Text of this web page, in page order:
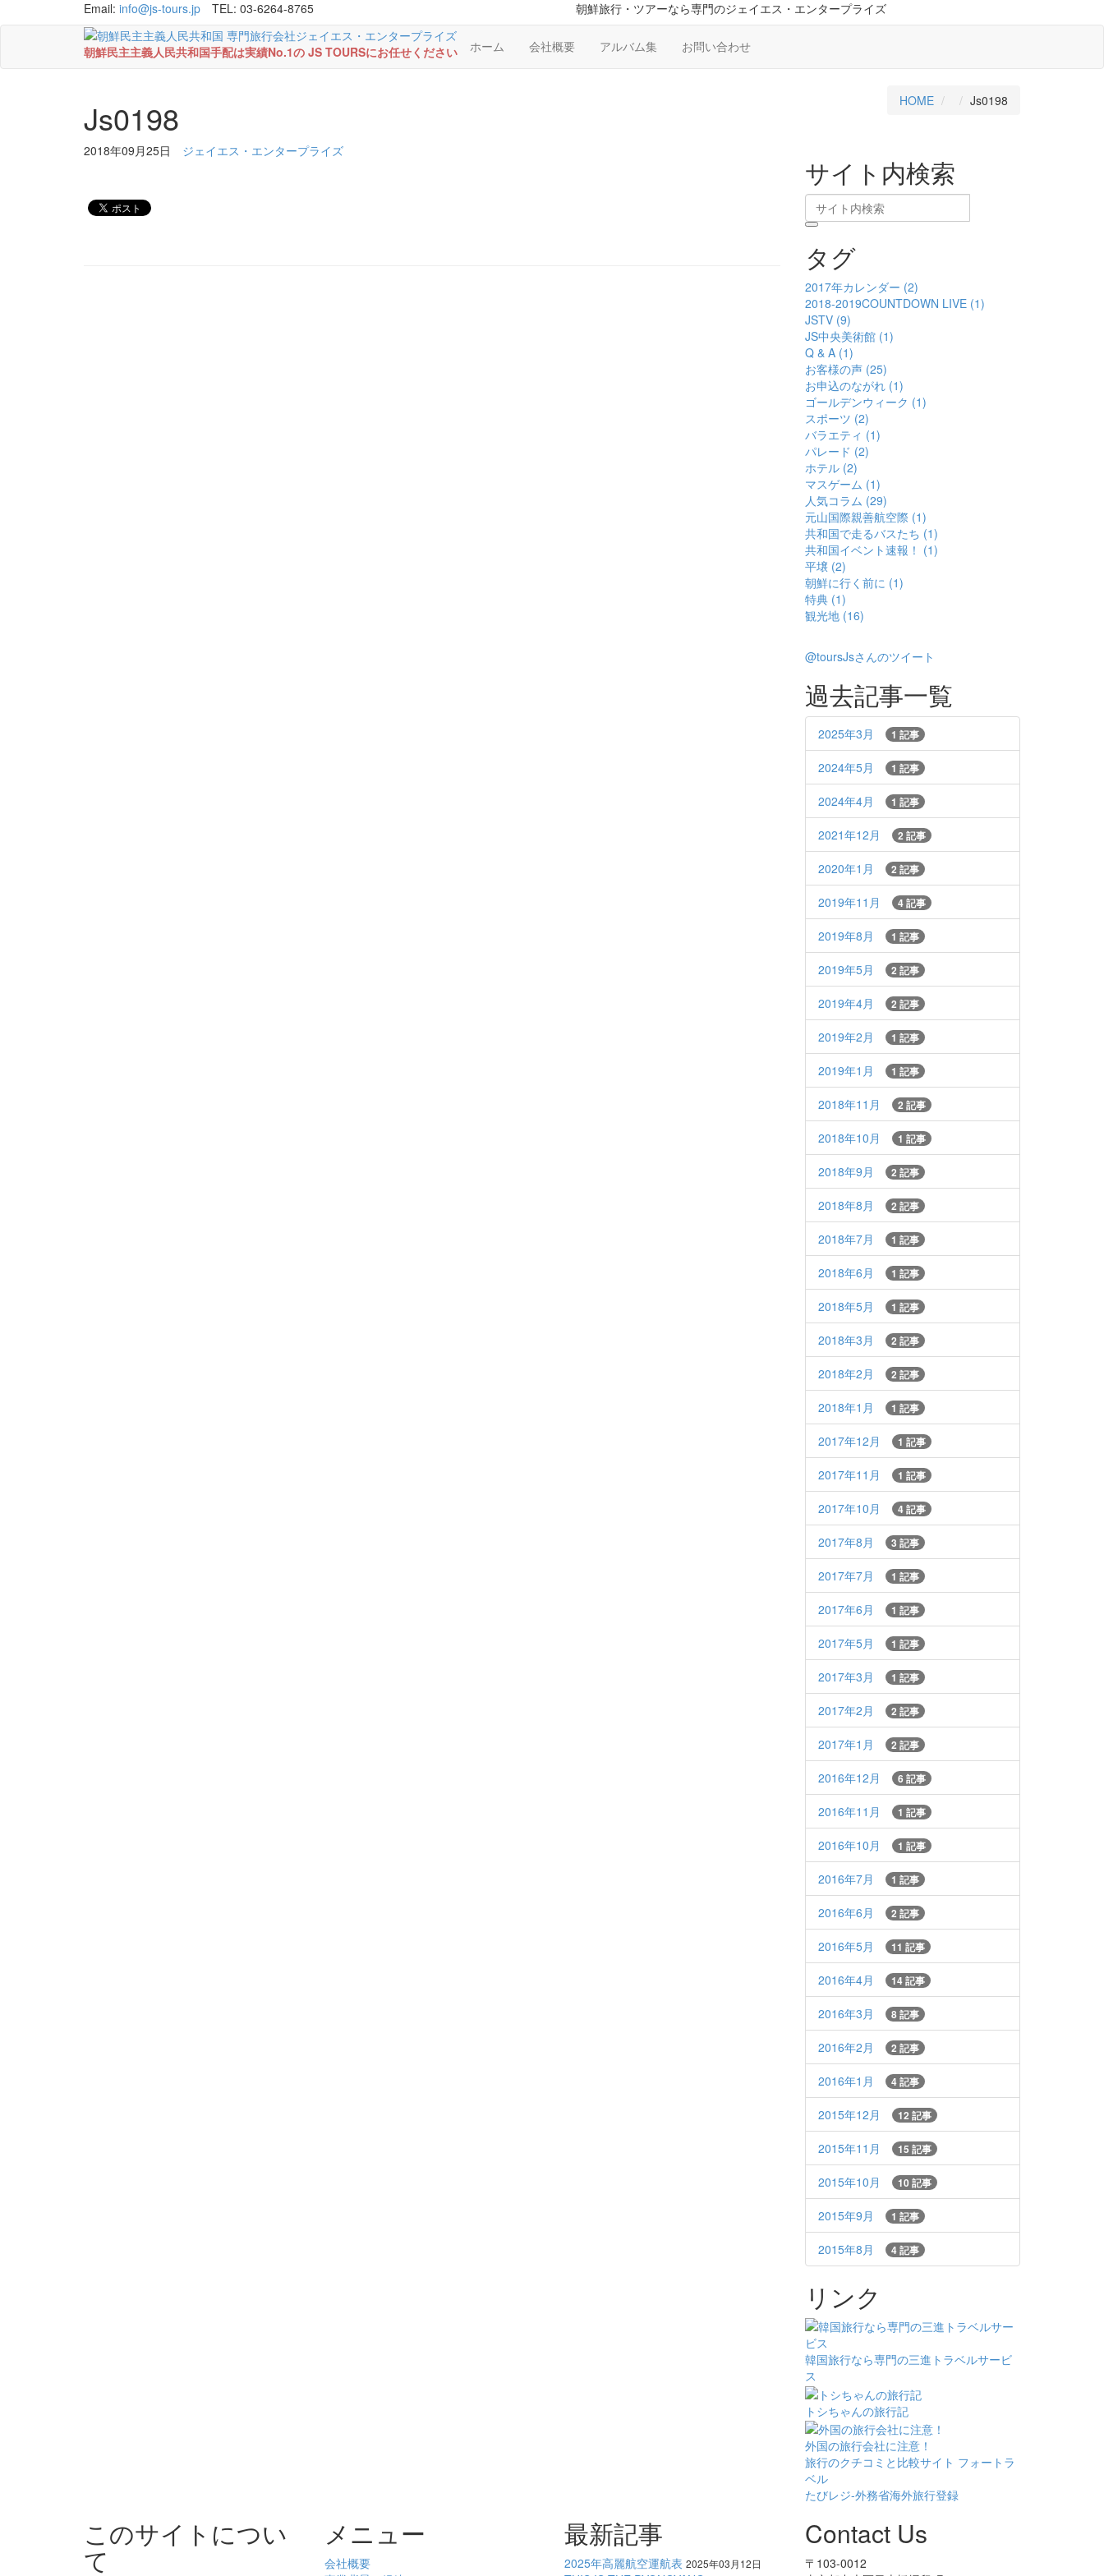
Email: info@js-tours.jp TEL: 03-6264-8765 朝鮮旅行・ツアーなら専門のジェイエス・エンタープライズ
朝鮮民主主義人民共和国手配は実績No.1の JS TOURSにお任せください ホーム 会社概要 アルバム集 お問い合わせ
Js0198 HOME Js0198
2018年09月25日 ジェイエス・エンタープライズ
サイト内検索
タグ
2017年カレンダー (2)
2018-2019COUNTDOWN LIVE (1)
JSTV (9)
JS中央美術館 (1)
Q & A (1)
お客様の声 (25)
お申込のながれ (1)
ゴールデンウィーク (1)
スポーツ (2)
バラエティ (1)
パレード (2)
ホテル (2)
マスゲーム (1)
人気コラム (29)
元山国際親善航空際 (1)
共和国で走るバスたち (1)
共和国イベント速報！ (1)
平壌 (2)
朝鮮に行く前に (1)
特典 (1)
観光地 (16)
@toursJsさんのツイート
過去記事一覧
2025年3月 1 記事
2024年5月 1 記事
2024年4月 1 記事
2021年12月 2 記事
2020年1月 2 記事
2019年11月 4 記事
2019年8月 1 記事
2019年5月 2 記事
2019年4月 2 記事
2019年2月 1 記事
2019年1月 1 記事
2018年11月 2 記事
2018年10月 1 記事
2018年9月 2 記事
2018年8月 2 記事
2018年7月 1 記事
2018年6月 1 記事
2018年5月 1 記事
2018年3月 2 記事
2018年2月 2 記事
2018年1月 1 記事
2017年12月 1 記事
2017年11月 1 記事
2017年10月 4 記事
2017年8月 3 記事
2017年7月 1 記事
2017年6月 1 記事
2017年5月 1 記事
2017年3月 1 記事
2017年2月 2 記事
2017年1月 2 記事
2016年12月 6 記事
2016年11月 1 記事
2016年10月 1 記事
2016年7月 1 記事
2016年6月 2 記事
2016年5月 11 記事
2016年4月 14 記事
2016年3月 8 記事
2016年2月 2 記事
2016年1月 4 記事
2015年12月 12 記事
2015年11月 15 記事
2015年10月 10 記事
2015年9月 1 記事
2015年8月 4 記事
リンク
韓国旅行なら専門の三進トラベルサービ
ス
トシちゃんの旅行記
外国の旅行会社に注意！
旅行のクチコミと比較サイト フォートラ
ベル
たびレジ-外務省海外旅行登録
このサイトについ
て
メニュー
会社概要
最新記事
2025年高麗航空運航表 2025年03月12日
Contact Us
〒103-0012